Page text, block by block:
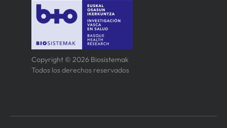
Copyright © 2026 Biosistemak
Todos los derechos reservados